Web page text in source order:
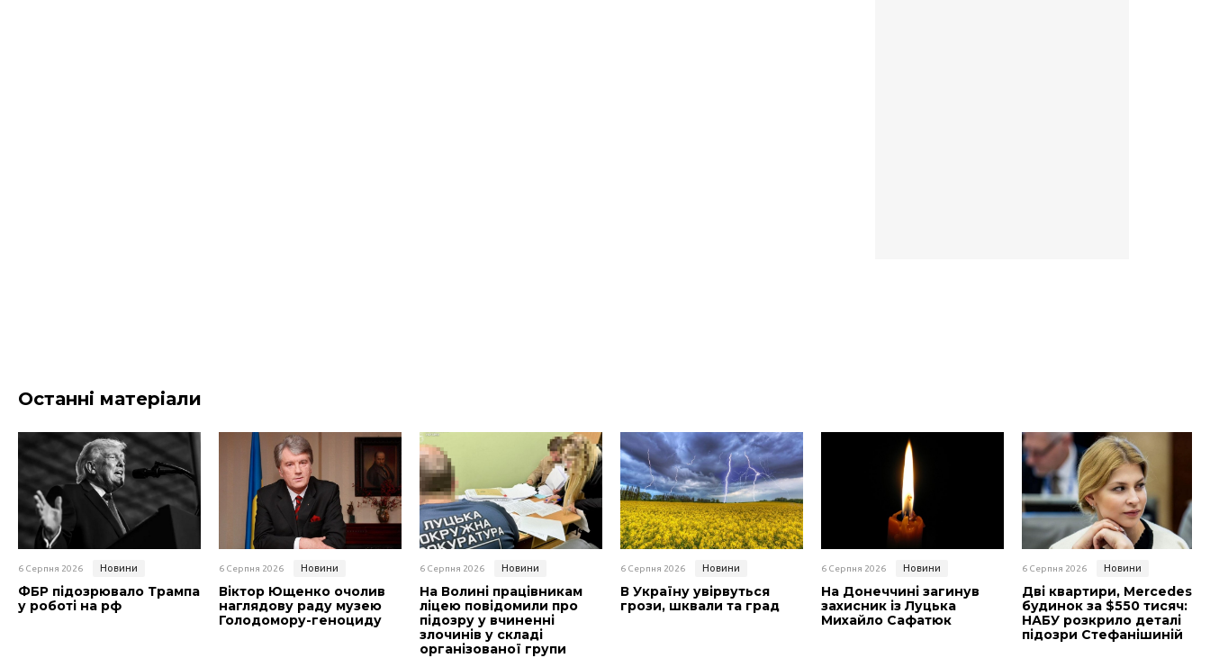
Останні матеріали
6 Серпня 2026 Новини
ФБР підозрювало Трампа
у роботі на рф
6 Серпня 2026 Новини
Віктор Ющенко очолив
наглядову раду музею
Голодомору-геноциду
6 Серпня 2026 Новини
На Волині працівникам
ліцею повідомили про
підозру у вчиненні
злочинів у складі
організованої групи
6 Серпня 2026 Новини
В Україну увірвуться
грози, шквали та град
6 Серпня 2026 Новини
На Донеччині загинув
захисник із Луцька
Михайло Сафатюк
6 Серпня 2026 Новини
Дві квартири, Mercedes і
будинок за $550 тисяч:
НАБУ розкрило деталі
підозри Стефанішиній